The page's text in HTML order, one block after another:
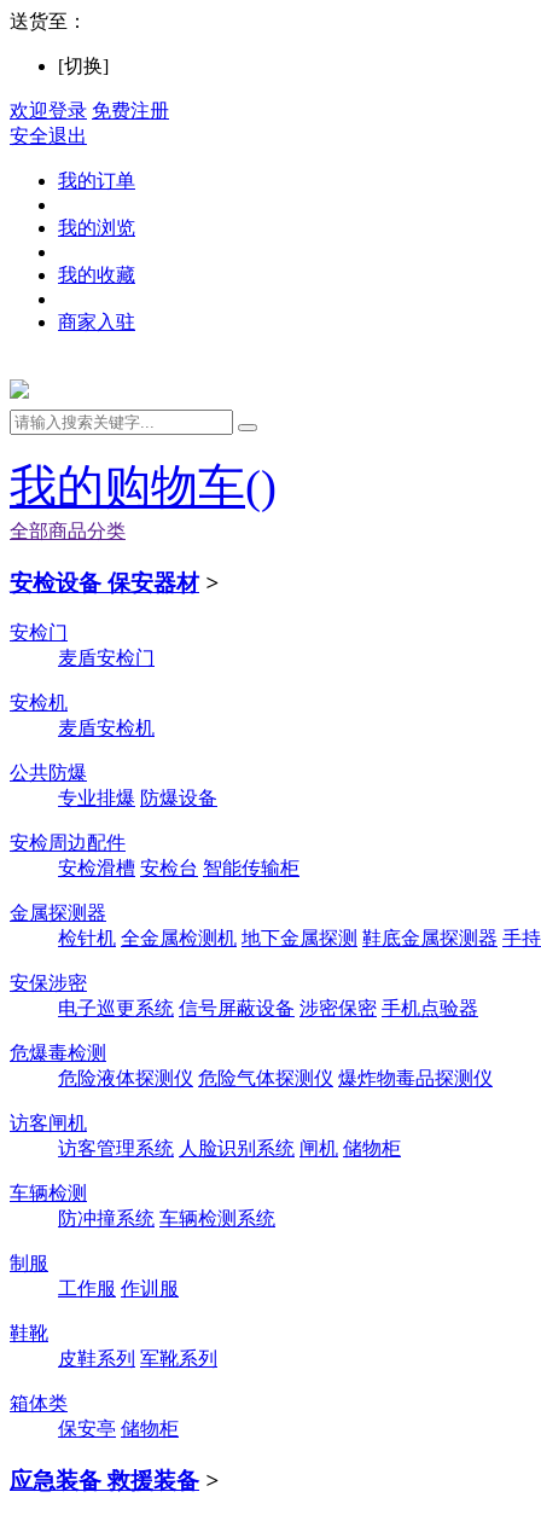
送货至：
[切换]
欢迎登录 免费注册
安全退出
我的订单
我的浏览
我的收藏
商家入驻
我的购物车()
全部商品分类
安检设备 保安器材 >
安检门
麦盾安检门
安检机
麦盾安检机
公共防爆
专业排爆 防爆设备
安检周边配件
安检滑槽 安检台 智能传输柜
金属探测器
检针机 全金属检测机 地下金属探测 鞋底金属探测器 手
安保涉密
电子巡更系统 信号屏蔽设备 涉密保密 手机点验器
危爆毒检测
危险液体探测仪 危险气体探测仪 爆炸物毒品探测仪
访客闸机
访客管理系统 人脸识别系统 闸机 储物柜
车辆检测
防冲撞系统 车辆检测系统
制服
工作服 作训服
鞋靴
皮鞋系列 军靴系列
箱体类
保安亭 储物柜
应急装备 救援装备 >